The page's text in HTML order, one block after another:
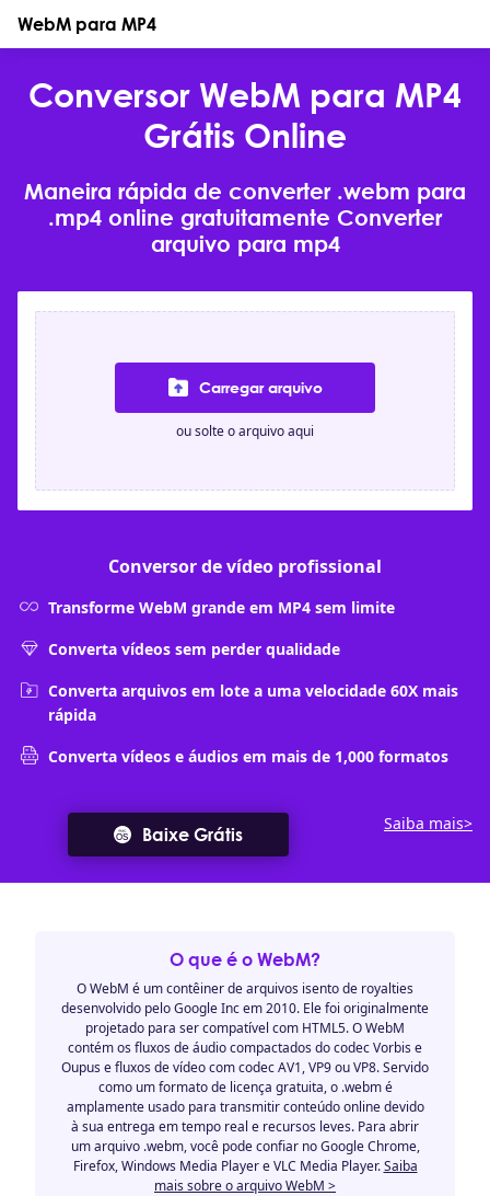
WebM para MP4
Conversor WebM para MP4
Grátis Online
Maneira rápida de converter .webm para
.mp4 online gratuitamente Converter
arquivo para mp4
Carregar arquivo
ou solte o arquivo aqui
Conversor de vídeo profissional
Transforme WebM grande em MP4 sem limite
Converta vídeos sem perder qualidade
Converta arquivos em lote a uma velocidade 60X mais
rápida
Converta vídeos e áudios em mais de 1,000 formatos
Baixe Grátis
Saiba mais>
O que é o WebM?
O WebM é um contêiner de arquivos isento de royalties
desenvolvido pelo Google Inc em 2010. Ele foi originalmente
projetado para ser compatível com HTML5. O WebM
contém os fluxos de áudio compactados do codec Vorbis e
Oupus e fluxos de vídeo com codec AV1, VP9 ou VP8. Servido
como um formato de licença gratuita, o .webm é
amplamente usado para transmitir conteúdo online devido
à sua entrega em tempo real e recursos leves. Para abrir
um arquivo .webm, você pode confiar no Google Chrome,
Firefox, Windows Media Player e VLC Media Player.Saiba
mais sobre o arquivo WebM >